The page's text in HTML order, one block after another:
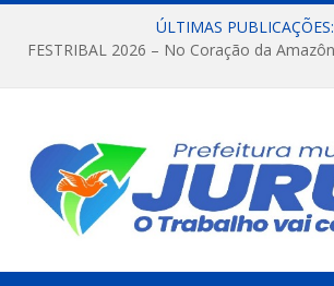
ÚLTIMAS PUBLICAÇÕES: